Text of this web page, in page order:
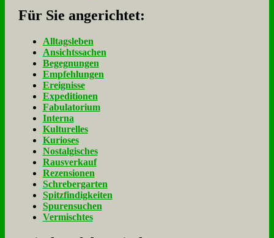
Für Sie an­ge­rich­tet:
Alltagsleben
Ansichtssachen
Begegnungen
Empfehlungen
Ereignisse
Expeditionen
Fabulatorium
Interna
Kulturelles
Kurioses
Nostalgisches
Rausverkauf
Rezensionen
Schrebergarten
Spitzfindigkeiten
Spurensuchen
Vermischtes